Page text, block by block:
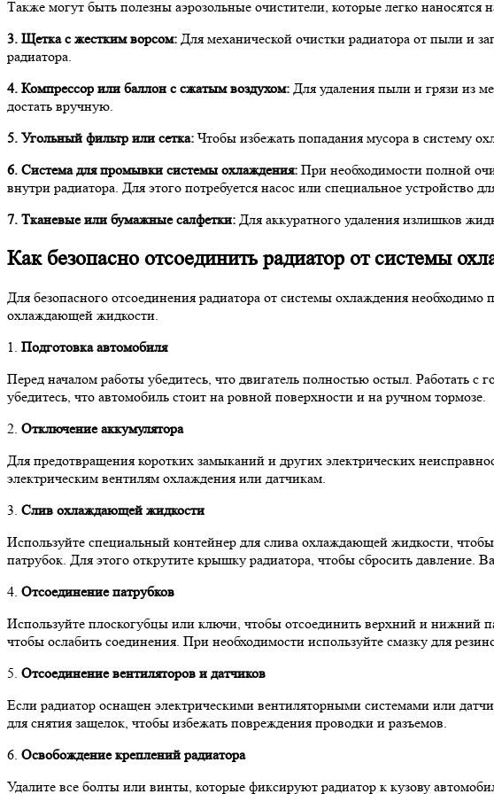
Также могут быть полезны аэрозольные очистители, которые легко наносятся
3. Щетка с жестким ворсом: Для механической очистки радиатора от пыли и
радиатора.
4. Компрессор или баллон с сжатым воздухом: Для удаления пыли и грязи из
достать вручную.
5. Угольный фильтр или сетка: Чтобы избежать попадания мусора в систему
6. Система для промывки системы охлаждения: При необходимости полной
внутри радиатора. Для этого потребуется насос или специальное устройство
7. Тканевые или бумажные салфетки: Для аккуратного удаления излишков
Как безопасно отсоединить радиатор от системы
Для безопасного отсоединения радиатора от системы охлаждения
охлаждающей жидкости.
1. Подготовка автомобиля
Перед началом работы убедитесь, что двигатель полностью остыл. Работать
убедитесь, что автомобиль стоит на ровной поверхности и на ручном тормозе.
2. Отключение аккумулятора
Для предотвращения коротких замыканий и других электрических
электрическим вентилям охлаждения или датчикам.
3. Слив охлаждающей жидкости
Используйте специальный контейнер для слива охлаждающей жидкости,
патрубок. Для этого открутите крышку радиатора, чтобы сбросить давление.
4. Отсоединение патрубков
Используйте плоскогубцы или ключи, чтобы отсоединить верхний и нижний
чтобы ослабить соединения. При необходимости используйте смазку для
5. Отсоединение вентиляторов и датчиков
Если радиатор оснащен электрическими вентиляторными системами или
для снятия защелок, чтобы избежать повреждения проводки и разъемов.
6. Освобождение креплений радиатора
Удалите все болты или винты, которые фиксируют радиатор к кузову